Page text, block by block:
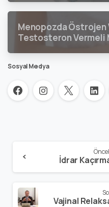
Menopozda Östrojen
Testosteron Vermeli
Sosyal Medya
İdrar